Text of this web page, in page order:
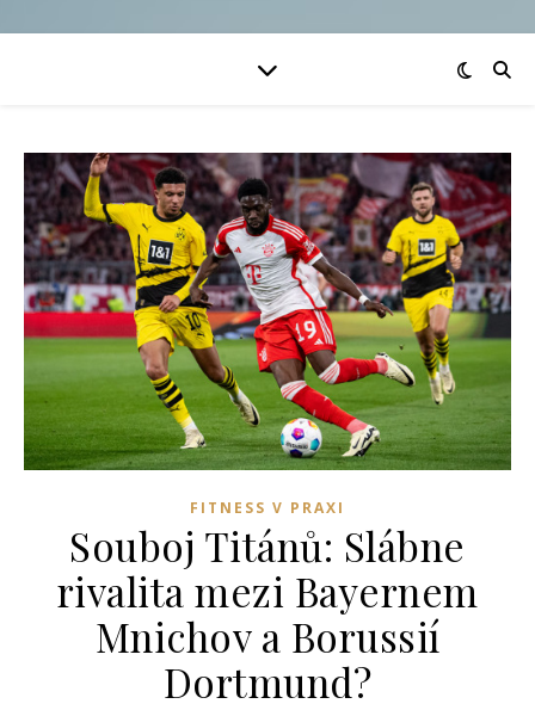
FITNESS V PRAXI
Souboj Titánů: Slábne
rivalita mezi Bayernem
Mnichov a Borussií
Dortmund?